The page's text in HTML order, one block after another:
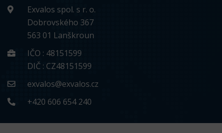
Exvalos spol. s r. o.
Dobrovského 367
563 01 Lanškroun
IČO : 48151599
DIČ : CZ48151599
exvalos@exvalos.cz
+420 606 654 240